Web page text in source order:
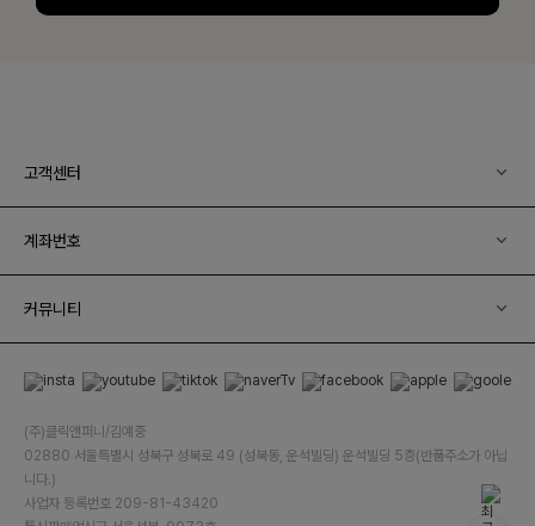
고객센터
계좌번호
커뮤니티
(주)클릭앤퍼니/김예중
02880 서울특별시 성북구 성북로 49 (성북동, 운석빌딩) 운석빌딩 5층(반품주소가 아닙
니다.)
사업자 등록번호 209-81-43420